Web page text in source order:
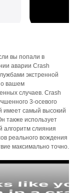
вы попали в
аварии Crash
экстренной
о вашем
случаев. Crash
3-осевого
имеет самый высокий
также использует
алгоритм слияния
реального вождения
максимально точно.